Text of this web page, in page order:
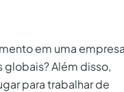
em uma empresa
Além disso,
para trabalhar de